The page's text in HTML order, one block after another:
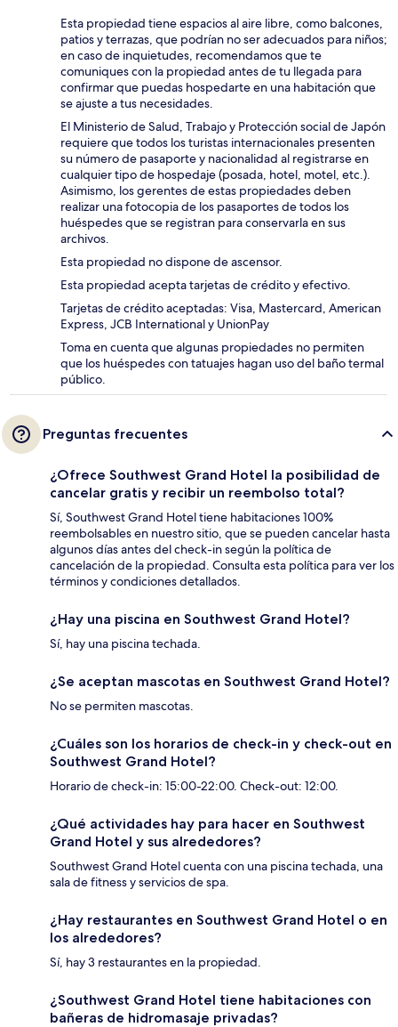
Esta propiedad tiene espacios al aire libre, como balcones,
patios y terrazas, que podrían no ser adecuados para niños;
en caso de inquietudes, recomendamos que te
comuniques con la propiedad antes de tu llegada para
confirmar que puedas hospedarte en una habitación que
se ajuste a tus necesidades.
El Ministerio de Salud, Trabajo y Protección social de Japón
requiere que todos los turistas internacionales presenten
su número de pasaporte y nacionalidad al registrarse en
cualquier tipo de hospedaje (posada, hotel, motel, etc.).
Asimismo, los gerentes de estas propiedades deben
realizar una fotocopia de los pasaportes de todos los
huéspedes que se registran para conservarla en sus
archivos.
Esta propiedad no dispone de ascensor.
Esta propiedad acepta tarjetas de crédito y efectivo.
Tarjetas de crédito aceptadas: Visa, Mastercard, American
Express, JCB International y UnionPay
Toma en cuenta que algunas propiedades no permiten
que los huéspedes con tatuajes hagan uso del baño termal
público.
Preguntas frecuentes
¿Ofrece Southwest Grand Hotel la posibilidad de
cancelar gratis y recibir un reembolso total?
Sí, Southwest Grand Hotel tiene habitaciones 100%
reembolsables en nuestro sitio, que se pueden cancelar hasta
algunos días antes del check-in según la política de
cancelación de la propiedad. Consulta esta política para ver los
términos y condiciones detallados.
¿Hay una piscina en Southwest Grand Hotel?
Sí, hay una piscina techada.
¿Se aceptan mascotas en Southwest Grand Hotel?
No se permiten mascotas.
¿Cuáles son los horarios de check-in y check-out en
Southwest Grand Hotel?
Horario de check-in: 15:00-22:00. Check-out: 12:00.
¿Qué actividades hay para hacer en Southwest
Grand Hotel y sus alrededores?
Southwest Grand Hotel cuenta con una piscina techada, una
sala de fitness y servicios de spa.
¿Hay restaurantes en Southwest Grand Hotel o en
los alrededores?
Sí, hay 3 restaurantes en la propiedad.
¿Southwest Grand Hotel tiene habitaciones con
bañeras de hidromasaje privadas?